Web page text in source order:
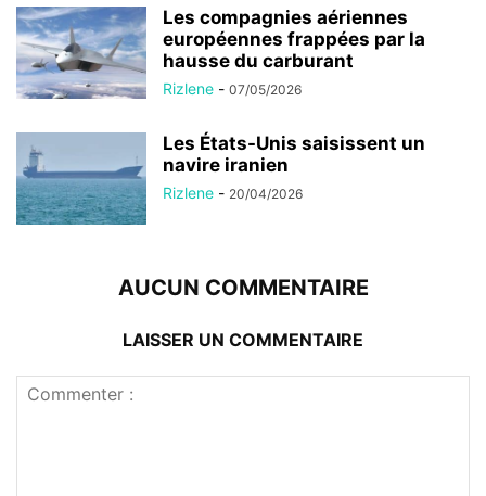
Les compagnies aériennes
européennes frappées par la
hausse du carburant
Rizlene - 07/05/2026
Les États-Unis saisissent un
navire iranien
Rizlene - 20/04/2026
AUCUN COMMENTAIRE
LAISSER UN COMMENTAIRE